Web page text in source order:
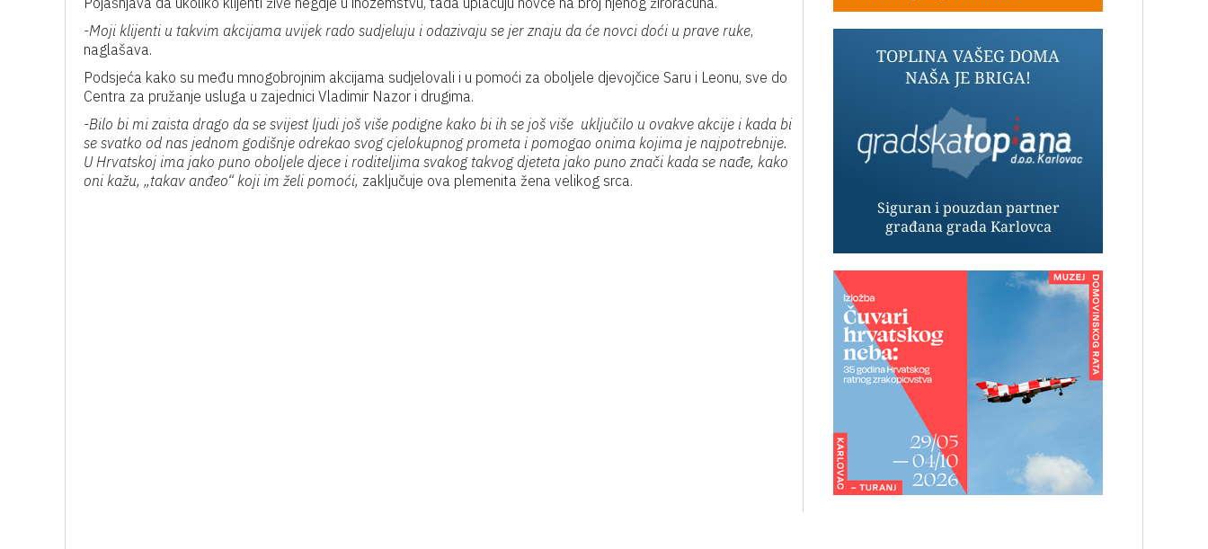
-Moji klijenti u takvim akcijama uvijek rado sudjeluju i odazivaju se jer znaju da će novci doći u prave ruke,
naglašava.
Podsjeća kako su među mnogobrojnim akcijama sudjelovali i u pomoći za oboljele djevojčice Saru i Leonu, sve do
Centra za pružanje usluga u zajednici Vladimir Nazor i drugima.
-Bilo bi mi zaista drago da se svijest ljudi još više podigne kako bi ih se još više uključilo u ovakve akcije i kada bi
se svatko od nas jednom godišnje odrekao svog cjelokupnog prometa i pomogao onima kojima je najpotrebnije.
U Hrvatskoj ima jako puno oboljele djece i roditeljima svakog takvog djeteta jako puno znači kada se nađe, kako
oni kažu, „takav anđeo“ koji im želi pomoći, zaključuje ova plemenita žena velikog srca.